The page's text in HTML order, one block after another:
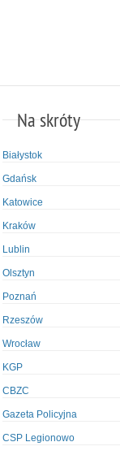
Na skróty
Białystok
Gdańsk
Katowice
Kraków
Lublin
Olsztyn
Poznań
Rzeszów
Wrocław
KGP
CBZC
Gazeta Policyjna
CSP Legionowo